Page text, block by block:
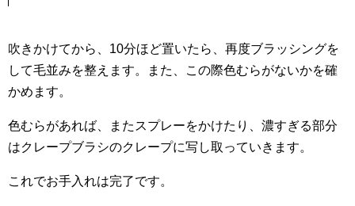
吹きかけてから、10分ほど置いたら、再度ブラッシングを
して毛並みを整えます。また、この際色むらがないかを確
かめます。
色むらがあれば、またスプレーをかけたり、濃すぎる部分
はクレープブラシのクレープに写し取っていきます。
これでお手入れは完了です。